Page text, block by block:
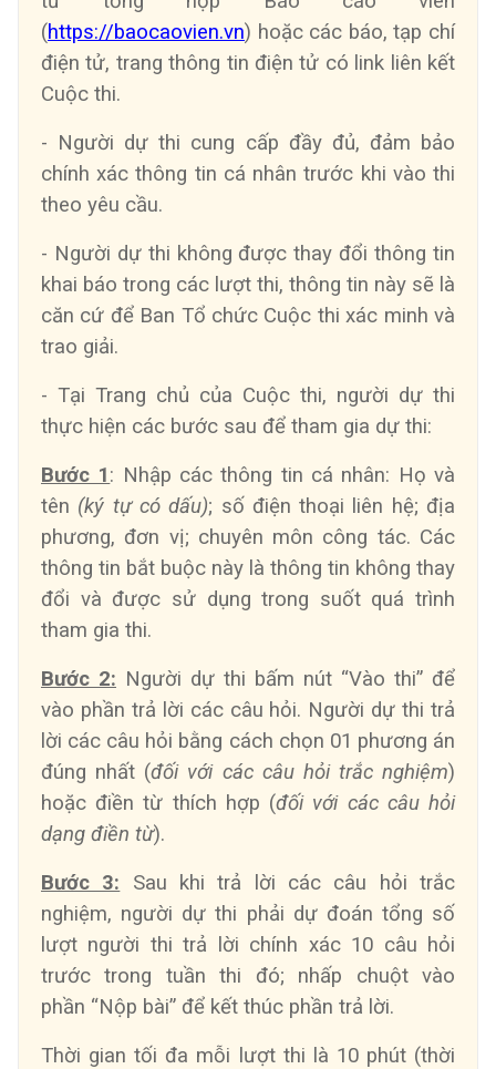
(https://baocaovien.vn) hoặc các báo, tạp chí
điện tử, trang thông tin điện tử có link liên kết
Cuộc thi.
- Người dự thi cung cấp đầy đủ, đảm bảo
chính xác thông tin cá nhân trước khi vào thi
theo yêu cầu.
- Người dự thi không được thay đổi thông tin
khai báo trong các lượt thi, thông tin này sẽ là
căn cứ để Ban Tổ chức Cuộc thi xác minh và
trao giải.
- Tại Trang chủ của Cuộc thi, người dự thi
thực hiện các bước sau để tham gia dự thi:
Bước 1: Nhập các thông tin cá nhân: Họ và
tên (ký tự có dấu); số điện thoại liên hệ; địa
phương, đơn vị; chuyên môn công tác. Các
thông tin bắt buộc này là thông tin không thay
đổi và được sử dụng trong suốt quá trình
tham gia thi.
Bước 2: Người dự thi bấm nút “Vào thi” để
vào phần trả lời các câu hỏi. Người dự thi trả
lời các câu hỏi bằng cách chọn 01 phương án
đúng nhất (đối với các câu hỏi trắc nghiệm)
hoặc điền từ thích hợp (đối với các câu hỏi
dạng điền từ).
Bước 3: Sau khi trả lời các câu hỏi trắc
nghiệm, người dự thi phải dự đoán tổng số
lượt người thi trả lời chính xác 10 câu hỏi
trước trong tuần thi đó; nhấp chuột vào
phần “Nộp bài” để kết thúc phần trả lời.
Thời gian tối đa mỗi lượt thi là 10 phút (thời